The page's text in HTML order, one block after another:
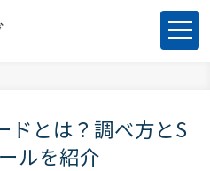
ドとは？調べ方とS
ルを紹介